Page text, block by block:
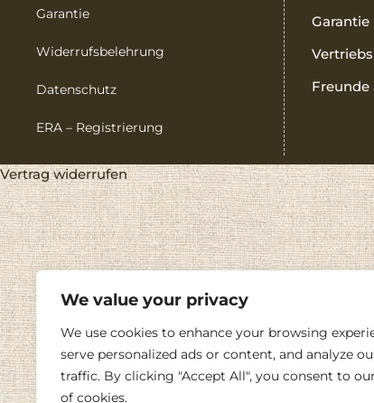
We value your privacy
We use cookies to enhance your browsing
serve personalized ads or content, and analyze
traffic. By clicking "Accept All", you consent to
of cookies.
Garantie
Widerrufsbelehrung
Datenschutz
ERA – Registrierung
Garantie
Freunde
Vertrag widerrufen